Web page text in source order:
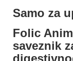
Samo za
Folic
saveznik